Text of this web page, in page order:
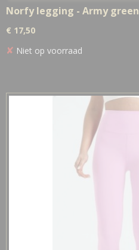
Norfy legging - Army green
€ 17,50
✘ Niet op voorraad